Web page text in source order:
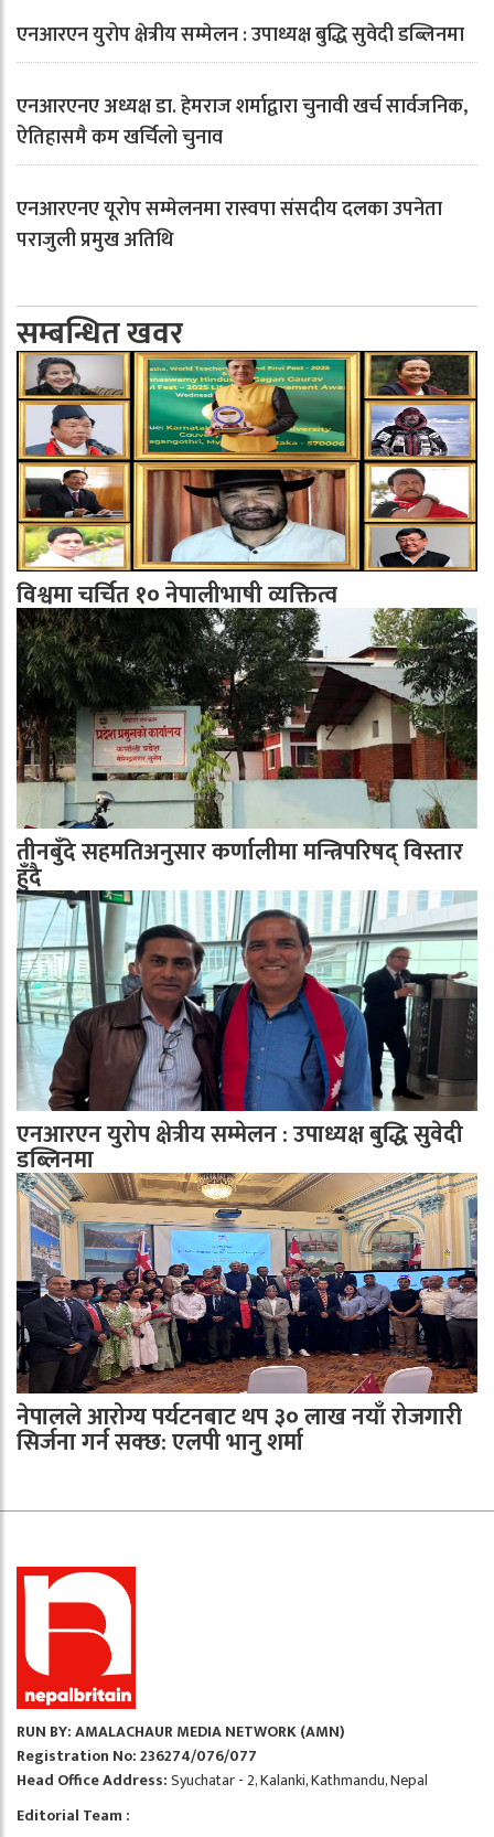
एनआरएन युरोप क्षेत्रीय सम्मेलन : उपाध्यक्ष बुद्धि सुवेदी डब्लिनमा
एनआरएनए अध्यक्ष डा. हेमराज शर्माद्वारा चुनावी खर्च सार्वजनिक,
ऐतिहासमै कम खर्चिलो चुनाव
एनआरएनए यूरोप सम्मेलनमा रास्वपा संसदीय दलका उपनेता
पराजुली प्रमुख अतिथि
सम्बन्धित खवर
विश्वमा चर्चित १० नेपालीभाषी व्यक्तित्व
तीनबुँदे सहमतिअनुसार कर्णालीमा मन्त्रिपरिषद् विस्तार
हुँदै
एनआरएन युरोप क्षेत्रीय सम्मेलन : उपाध्यक्ष बुद्धि सुवेदी
डब्लिनमा
नेपालले आरोग्य पर्यटनबाट थप ३० लाख नयाँ रोजगारी
सिर्जना गर्न सक्छ: एलपी भानु शर्मा
RUN BY: AMALACHAUR MEDIA NETWORK (AMN)
Registration No: 236274/076/077
Head Office Address:Syuchatar - 2, Kalanki, Kathmandu, Nepal
Editorial Team :